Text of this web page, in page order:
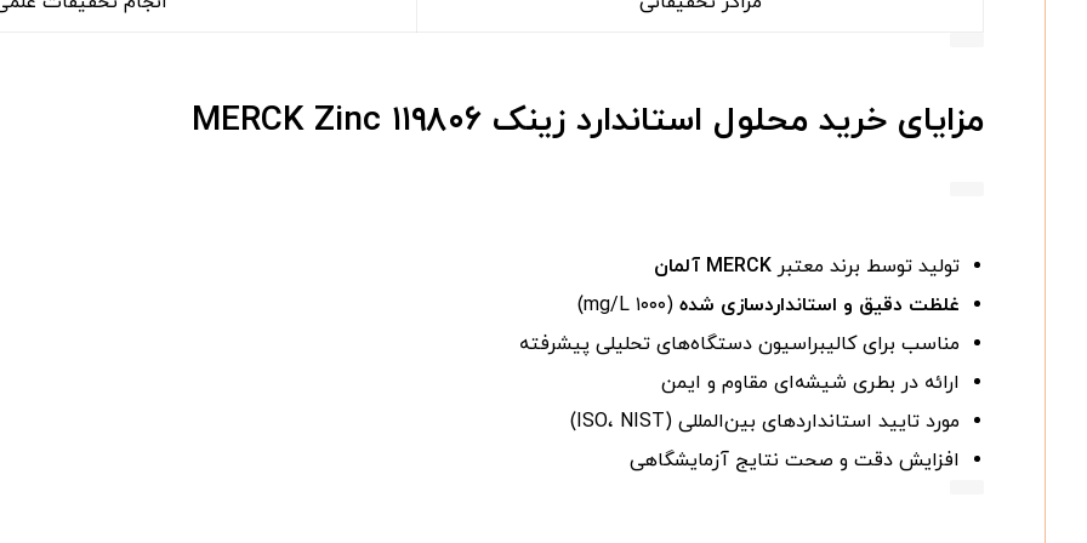
مزایای خرید محلول استاندارد زینک MERCK Zinc ۱۱۹۸۰۶
تولید توسط برند معتبر MERCK آلمان
غلظت دقیق و استانداردسازی شده(۱۰۰۰ mg/L)
مناسب برای کالیبراسیون دستگاه‌های تحلیلی پیشرفته
ارائه در بطری شیشه‌ای مقاوم و ایمن
مورد تایید استانداردهای بین‌المللی (ISO، NIST)
افزایش دقت و صحت نتایج آزمایشگاهی